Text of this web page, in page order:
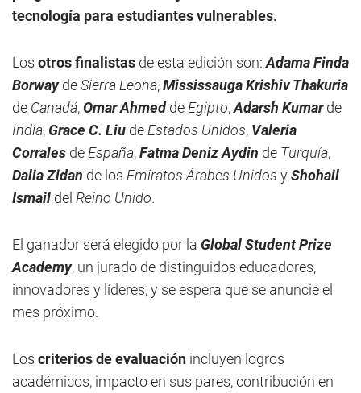
tecnología para estudiantes vulnerables.
Los otros finalistas de esta edición son:Adama Finda
BorwaydeSierra Leona,Mississauga Krishiv Thakuria
de Canadá, Omar Ahmedde Egipto,Adarsh Kumarde
India, Grace C. Liu de Estados Unidos, Valeria
Corrales de España,Fatma Deniz Aydin de Turquía,
Dalia Zidan de los Emiratos Árabes Unidos yShohail
Ismail del Reino Unido.
El ganador será elegido por la Global Student Prize
Academy, un jurado de distinguidos educadores,
innovadores y líderes, y se espera que se anuncie el
mes próximo.
Los criterios de evaluación incluyen logros
académicos, impacto en sus pares, contribución en